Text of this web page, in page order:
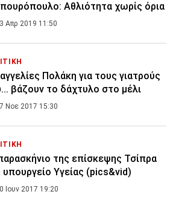
Αθλιότητα χωρίς όρια
Απρ 2019 11:50
Πολάκη για τους γιατρούς
βάζουν το δάχτυλο στο μέλι
Νοε 2017 15:30
της επίσκεψης Τσίπρα
υπουργείο Υγείας (pics&vid)
Ιουν 2017 19:20